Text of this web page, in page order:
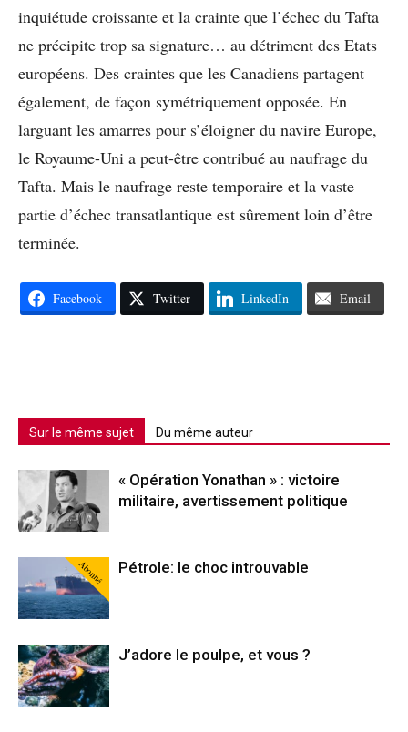
inquiétude croissante et la crainte que l’échec du Tafta
ne précipite trop sa signature… au détriment des Etats
européens. Des craintes que les Canadiens partagent
également, de façon symétriquement opposée. En
larguant les amarres pour s’éloigner du navire Europe,
le Royaume-Uni a peut-être contribué au naufrage du
Tafta. Mais le naufrage reste temporaire et la vaste
partie d’échec transatlantique est sûrement loin d’être
terminée.
Facebook Twitter LinkedIn Email
Sur le même sujet Du même auteur
« Opération Yonathan » : victoire
militaire, avertissement politique
Abonné Pétrole: le choc introuvable
J’adore le poulpe, et vous ?